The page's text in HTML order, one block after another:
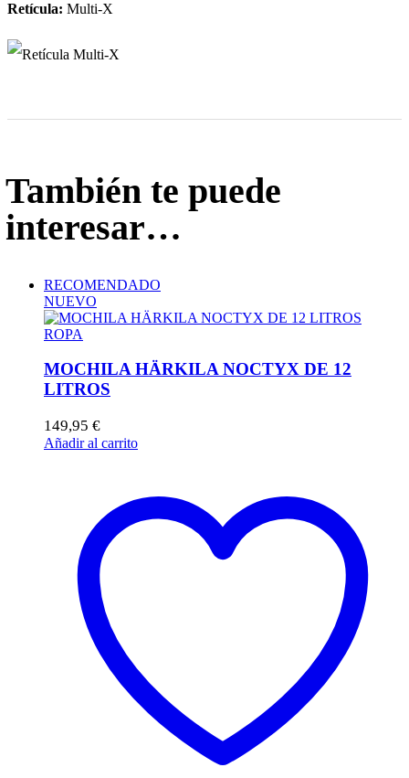
Retícula: Multi-X
También te puede
interesar…
RECOMENDADO
NUEVO
ROPA
MOCHILA HÄRKILA NOCTYX DE 12
LITROS
149,95 €
Añadir al carrito